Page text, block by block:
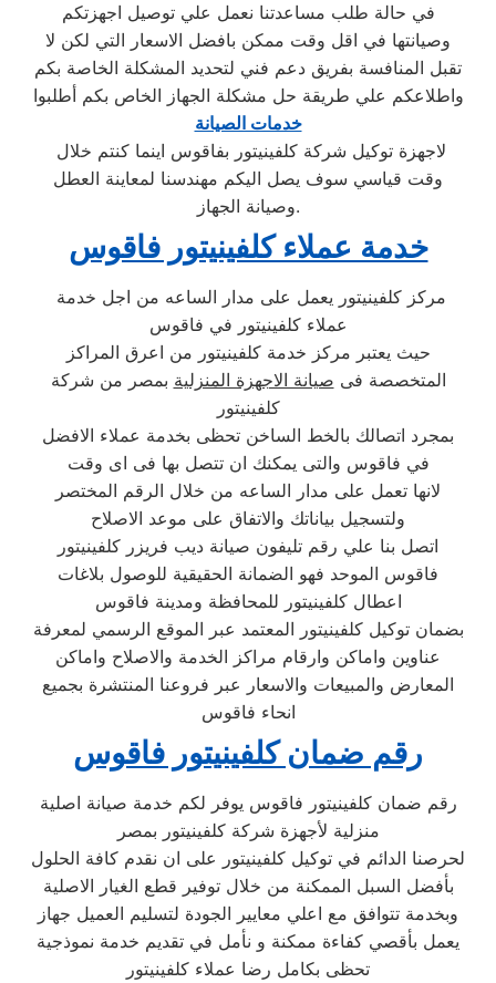
في حالة طلب مساعدتنا نعمل علي توصيل اجهزتكم
وصيانتها في اقل وقت ممكن بافضل الاسعار التي لكن لا
تقبل المنافسة بفريق دعم فني لتحديد المشكلة الخاصة بكم
واطلاعكم علي طريقة حل مشكلة الجهاز الخاص بكم أطلبوا
خدمات الصيانة
وقت قياسي سوف يصل اليكم مهندسنا لمعاينة العطل
وصيانة الجهاز.
خدمة عملاء كلفينيتور فاقوس
عملاء كلفينيتور في فاقوس
حيث يعتبر مركز خدمة كلفينيتور من اعرق المراكز
المتخصصة فى صيانة الاجهزة المنزلية بمصر من شركة
كلفينيتور
بمجرد اتصالك بالخط الساخن تحظى بخدمة عملاء الافضل
في فاقوس والتى يمكنك ان تتصل بها فى اى وقت
لانها تعمل على مدار الساعه من خلال الرقم المختصر
ولتسجيل بياناتك والاتفاق على موعد الاصلاح
اتصل بنا علي رقم تليفون صيانة ديب فريزر كلفينيتور
فاقوس الموحد فهو الضمانة الحقيقية للوصول بلاغات
اعطال كلفينيتور للمحافظة ومدينة فاقوس
بضمان توكيل كلفينيتور المعتمد عبر الموقع الرسمي لمعرفة
عناوين واماكن وارقام مراكز الخدمة والاصلاح واماكن
المعارض والمبيعات والاسعار عبر فروعنا المنتشرة بجميع
انحاء فاقوس
رقم ضمان كلفينيتور فاقوس
رقم ضمان كلفينيتور فاقوس يوفر لكم خدمة صيانة اصلية
منزلية لأجهزة شركة كلفينيتور بمصر
لحرصنا الدائم في توكيل كلفينيتور على ان نقدم كافة الحلول
بأفضل السبل الممكنة من خلال توفير قطع الغيار الاصلية
وبخدمة تتوافق مع اعلي معايير الجودة لتسليم العميل جهاز
يعمل بأقصي كفاءة ممكنة و نأمل في تقديم خدمة نموذجية
تحظى بكامل رضا عملاء كلفينيتور